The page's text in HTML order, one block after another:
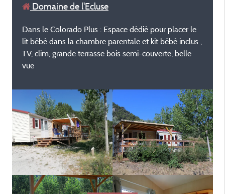
Domaine de l'Ecluse
Dans le Colorado Plus : Espace dédié pour placer le
lit bébé dans la chambre parentale et kit bébé inclus ,
TV, clim, grande terrasse bois semi-couverte, belle
vue